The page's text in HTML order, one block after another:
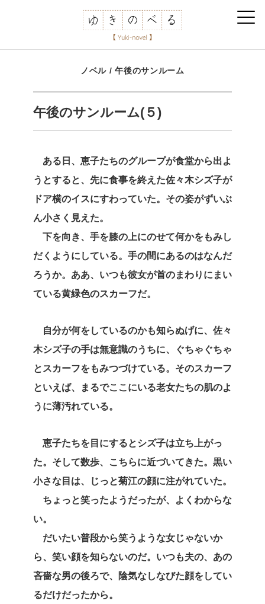
ノベル /午後のサンルーム
午後のサンルーム(５)
ある日、恵子たちのグループが食堂から出よ
うとすると、先に食事を終えた佐々木シズ子が
ドア横のイスにすわっていた。その姿がずいぶ
ん小さく見えた。
下を向き、手を膝の上にのせて何かをもみし
だくようにしている。手の間にあるのはなんだ
ろうか。ああ、いつも彼女が首のまわりにまい
ている黄緑色のスカーフだ。
自分が何をしているのかも知らぬげに、佐々
木シズ子の手は無意識のうちに、ぐちゃぐちゃ
とスカーフをもみつづけている。そのスカーフ
といえば、まるでここにいる老女たちの肌のよ
うに薄汚れている。
恵子たちを目にするとシズ子は立ち上がっ
た。そして数歩、こちらに近づいてきた。黒い
小さな目は、じっと菊江の顔に注がれていた。
ちょっと笑ったようだったが、よくわからな
い。
だいたい普段から笑うような女じゃないか
ら、笑い顔を知らないのだ。いつも夫の、あの
吝嗇な男の後ろで、陰気なしなびた顔をしてい
るだけだったから。